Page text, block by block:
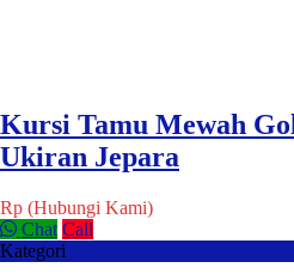
Kursi Tamu Mewah
Ukiran Jepara
Rp (Hubungi Kami)
Chat Call
Kategori